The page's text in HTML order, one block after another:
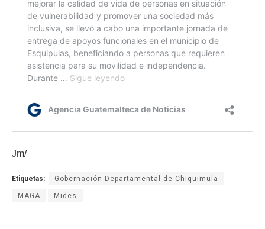
Jm/
Etiquetas: Gobernación Departamental de Chiquimula
MAGA Mides